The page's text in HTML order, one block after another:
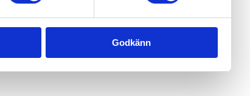
Godkänn